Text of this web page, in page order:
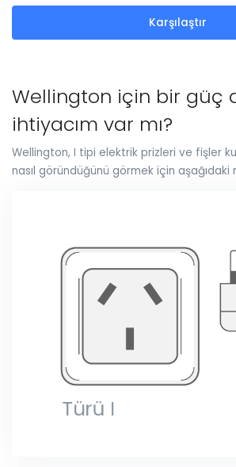
Karşılaştır
Wellington için bir güç
ihtiyacım var mı?
Wellington, I tipi elektrik prizleri ve fişler
nasıl göründüğünü görmek için aşağıdaki